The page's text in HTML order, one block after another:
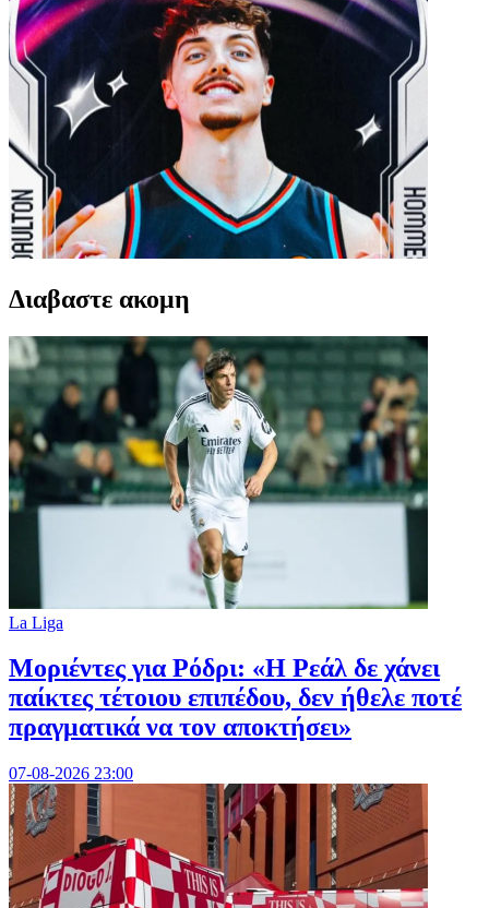
Διαβαστε ακομη
La Liga
Μοριέντες για Ρόδρι: «Η Ρεάλ δε χάνει
παίκτες τέτοιου επιπέδου, δεν ήθελε ποτέ
πραγματικά να τον αποκτήσει»
07-08-2026 23:00